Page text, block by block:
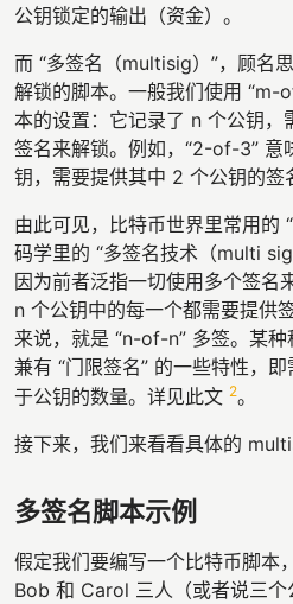
公钥锁定的输出（资金）。
而 “多签名（multisig）”，顾名
解锁的脚本。一般我们使用 “m-
本的设置：它记录了 n 个公钥，
签名来解锁。例如，“2-of-3” 意
钥，需要提供其中 2 个公钥的签
由此可见，比特币世界里常用的
码学里的 “多签名技术（multi
因为前者泛指一切使用多个签名
n 个公钥中的每一个都需要提供
来说，就是 “n-of-n” 多签。某
兼有 “门限签名” 的一些特性，
于公钥的数量。详见此文 2。
接下来，我们来看看具体的
多签名脚本示例
假定我们要编写一个比特币脚本
Bob 和 Carol 三人（或者说三